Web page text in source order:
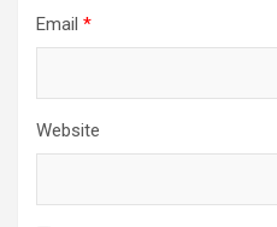
Email *
Website